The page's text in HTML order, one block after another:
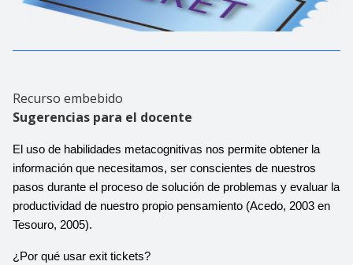
Recurso embebido
Sugerencias para el docente
El uso de habilidades metacognitivas nos permite obtener la
información que necesitamos, ser conscientes de nuestros
pasos durante el proceso de solución de problemas y evaluar la
productividad de nuestro propio pensamiento (Acedo, 2003 en
Tesouro, 2005).
¿Por qué usar exit tickets?